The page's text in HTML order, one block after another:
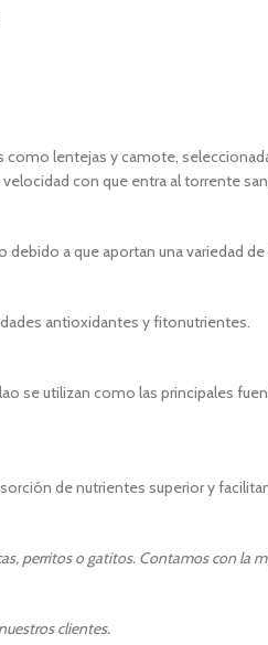
lentejas y camote,
con que entra al torrente
a que aportan una variedad
antioxidantes y fitonutrientes.
se utilizan como las principales
de nutrientes superior y
perritos o gatitos. Contamos con
clientes.